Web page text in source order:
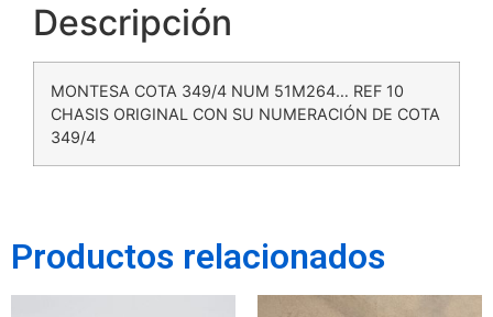
Descripción
MONTESA COTA 349/4 NUM 51M264… REF 10
CHASIS ORIGINAL CON SU NUMERACIÓN DE COTA
349/4
Productos relacionados